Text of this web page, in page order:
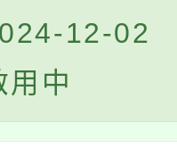
12-02
用中